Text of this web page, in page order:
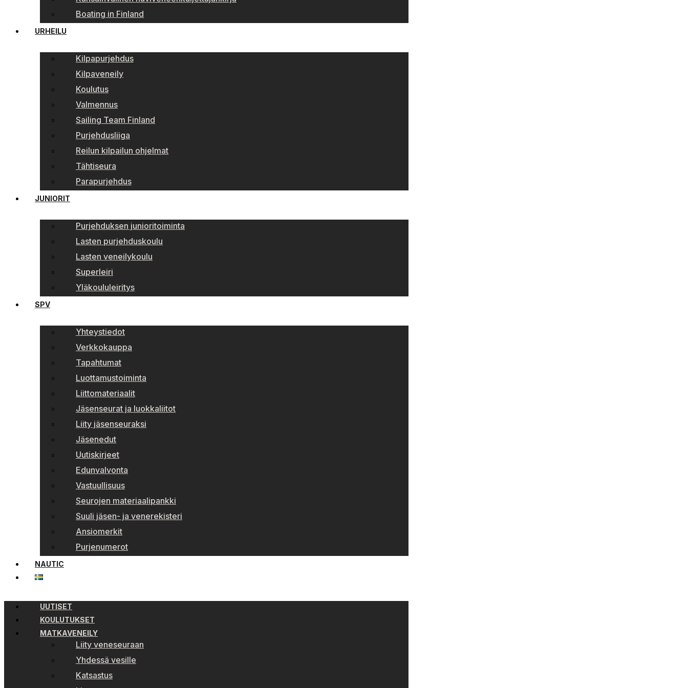
Boating in Finland
URHEILU
Kilpapurjehdus
Kilpaveneily
Koulutus
Valmennus
Sailing Team Finland
Purjehdusliiga
Reilun kilpailun ohjelmat
Tähtiseura
Parapurjehdus
JUNIORIT
Purjehduksen junioritoiminta
Lasten purjehduskoulu
Lasten veneilykoulu
Superleiri
Yläkoululeiritys
SPV
Yhteystiedot
Verkkokauppa
Tapahtumat
Luottamustoiminta
Liittomateriaalit
Jäsenseurat ja luokkaliitot
Liity jäsenseuraksi
Jäsenedut
Uutiskirjeet
Edunvalvonta
Vastuullisuus
Seurojen materiaalipankki
Suuli jäsen- ja venerekisteri
Ansiomerkit
Purjenumerot
NAUTIC
UUTISET
KOULUTUKSET
MATKAVENEILY
Liity veneseuraan
Yhdessä vesille
Katsastus